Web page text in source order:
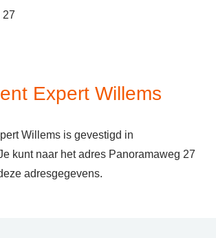
27
Expert Willems
Willems is gevestigd in
kunt naar het adres Panoramaweg 27
adresgegevens.